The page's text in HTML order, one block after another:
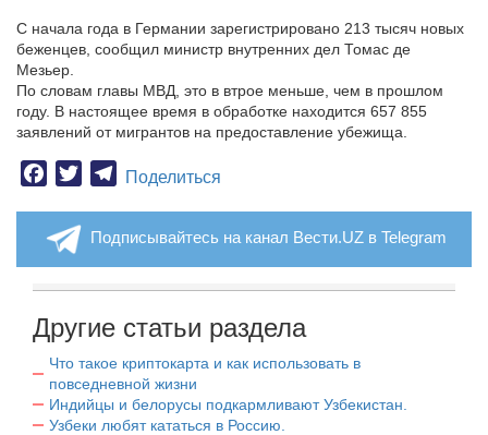
С начала года в Германии зарегистрировано 213 тысяч новых
беженцев, сообщил министр внутренних дел Томас де
Мезьер.
По словам главы МВД, это в втрое меньше, чем в прошлом
году. В настоящее время в обработке находится 657 855
заявлений от мигрантов на предоставление убежища.
Facebook
TwitterTelegram
Поделиться
Подписывайтесь на канал Вести.UZ в Telegram
Другие статьи раздела
Что такое криптокарта и как использовать в
повседневной жизни
Индийцы и белорусы подкармливают Узбекистан.
Узбеки любят кататься в Россию.